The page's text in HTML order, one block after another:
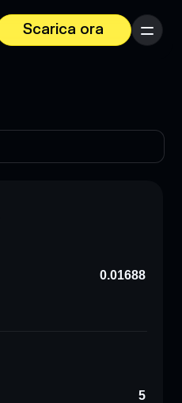
Scarica ora
Menu